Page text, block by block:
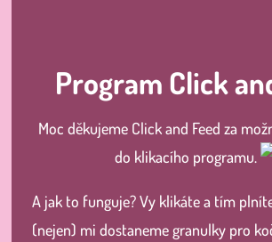
Program Click
Moc děkujeme Click and Feed za
do klikacího programu.
A jak to funguje? Vy klikáte a tím
(nejen) mi dostaneme granulky pro